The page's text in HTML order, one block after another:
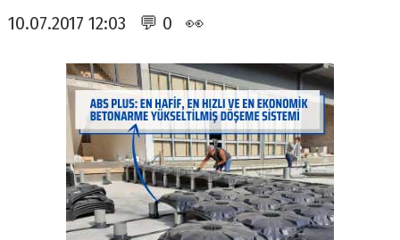
10.07.2017 12:03 💬 0 👀